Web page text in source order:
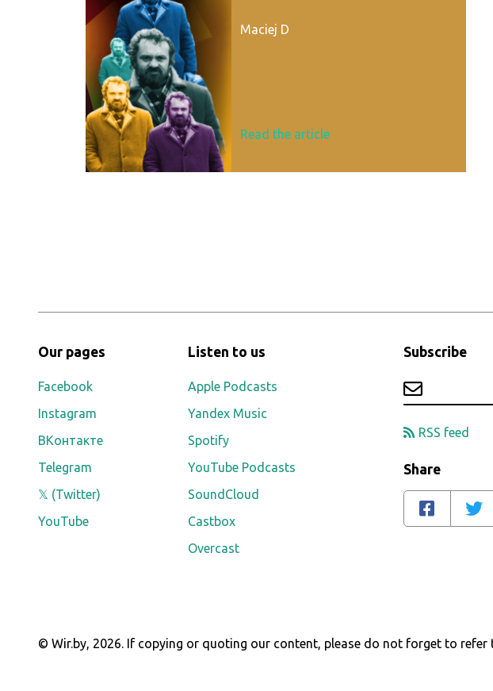
Maciej D
Read the article
Our pages
Facebook
Instagram
ВКонтакте
Telegram
𝕏 (Twitter)
YouTube
Listen to us
Apple Podcasts
Yandex Music
Spotify
YouTube Podcasts
SoundCloud
Castbox
Overcast
Subscribe
RSS feed
Share
© Wir.by, 2026. If copying or quoting our content, please do not forget to